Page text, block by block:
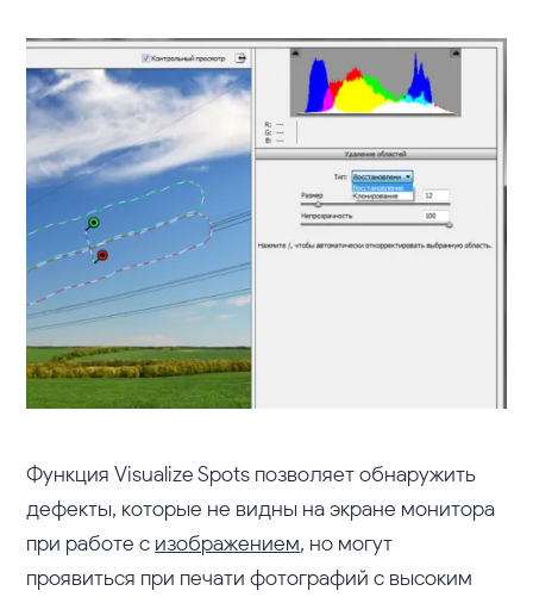
Функция Visualize Spots позволяет обнаружить
дефекты, которые не видны на экране монитора
при работе с изображением, но могут
проявиться при печати фотографий с высоким